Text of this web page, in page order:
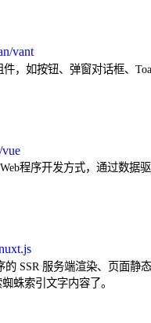
vant
，如按钮、弹窗对话框、
vue
程序开发方式，通过数据
的 SSR 服务端渲染、页面
蛛索引文字内容了。